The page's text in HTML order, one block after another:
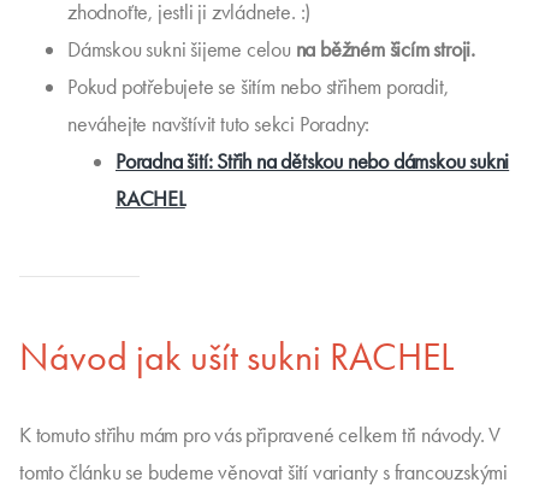
zhodnoťte, jestli ji zvládnete. :)
Dámskou sukni šijeme celou na běžném šicím stroji.
Pokud potřebujete se šitím nebo střihem poradit,
neváhejte navštívit tuto sekci Poradny:
Poradna šití: Střih na dětskou nebo dámskou sukni
RACHEL
Návod jak ušít sukni RACHEL
K tomuto střihu mám pro vás připravené celkem tři návody. V
tomto článku se budeme věnovat šití varianty s francouzskými